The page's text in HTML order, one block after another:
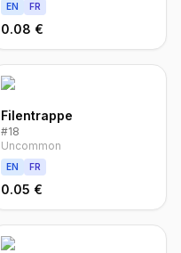
EN FR
0.08 €
Filentrappe
#18
Uncommon
EN FR
0.05 €